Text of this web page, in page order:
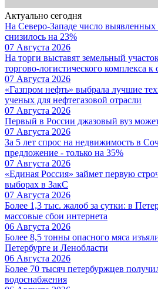
Актуально сегодня
На Северо-Западе число выявленных
снизилось на 23%
07 Августа 2026
На торги выставят земельный
торгово-логистического комплекса к
07 Августа 2026
«Газпром нефть» выбрала лучшие
ученых для нефтегазовой отрасли
07 Августа 2026
Первый в России джазовый вуз
07 Августа 2026
За 5 лет спрос на недвижимость в
предложение - только на 35%
07 Августа 2026
«Единая Россия» займет первую
выборах в ЗакС
07 Августа 2026
Более 1,3 тыс. жалоб за сутки: в
массовые сбои интернета
06 Августа 2026
Более 8,5 тонны опасного мяса
Петербурге и Ленобласти
06 Августа 2026
Более 70 тысяч петербуржцев
водоснабжения